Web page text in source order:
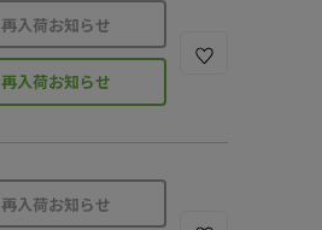
再入荷お知らせ
再入荷お知らせ
再入荷お知らせ